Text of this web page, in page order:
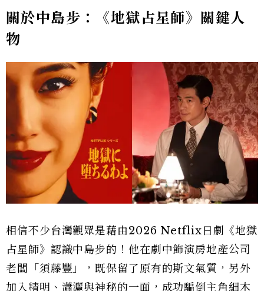
關於中島步：《地獄占星師》關鍵人
物
相信不少台灣觀眾是藉由2026 Netflix日劇《地獄
占星師》認識中島步的！他在劇中飾演房地產公司
老闆「須藤豐」，既保留了原有的斯文氣質，另外
加入精明、瀟灑與神秘的一面，成功騙倒主角細木